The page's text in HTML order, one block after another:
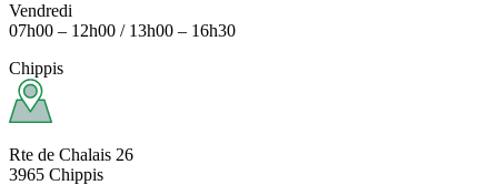
Vendredi
07h00 – 12h00 / 13h00 – 16h30
Chippis
Rte de Chalais 26
3965 Chippis